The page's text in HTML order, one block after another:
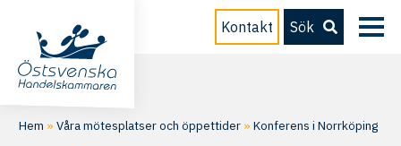
Kontakt Sök
Hem »Våra mötesplatser och öppettider »Konferens i Norrköping